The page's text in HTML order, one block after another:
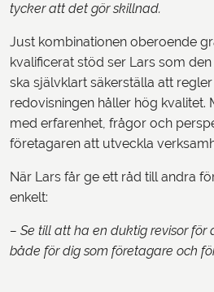
tycker att det gör skillnad.
Just kombinationen oberoende
kvalificerat stöd ser Lars som
ska självklart säkerställa att
redovisningen håller hög kvalitet.
med erfarenhet, frågor och
företagaren att utveckla
När Lars får ge ett råd till andra
enkelt:
– Se till att ha en duktig revisor för
både för dig som företagare och